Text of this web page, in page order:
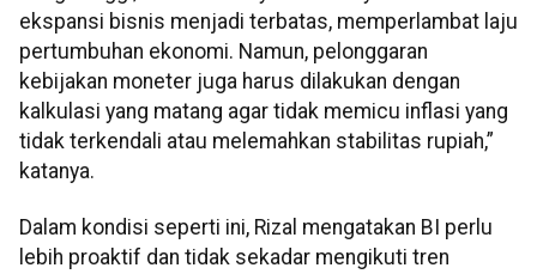
ekspansi bisnis menjadi terbatas, memperlambat laju
pertumbuhan ekonomi. Namun, pelonggaran
kebijakan moneter juga harus dilakukan dengan
kalkulasi yang matang agar tidak memicu inflasi yang
tidak terkendali atau melemahkan stabilitas rupiah,”
katanya.
Dalam kondisi seperti ini, Rizal mengatakan BI perlu
lebih proaktif dan tidak sekadar mengikuti tren